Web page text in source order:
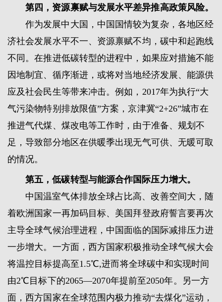
第四，资源禀赋与发展水平差异推高政策风险。
作为发展中大国，中国国情较为复杂，各地区经
济社会发展水平不一、资源禀赋不均，碳中和起跑线
不同。在推进低碳转型的进程中，如果应对措施不能
因地制宜、循序渐进，或将对当地经济发展、能源供
应及社会民生等带来冲击。例如，2017年为执行“大
气污染物特别排放限值”方案，京津冀“2+26”城市在
推进气代煤、煤改电等工作时，由于准备、规划不
足，导致部分地区在供暖季出现无气可供、无暖可取
的情况。
第五，低碳转型与能源合作国际压力增大。
中国温室气体排放全球占比高、改善空间大，随
着欧洲国家一再加码目标、美国拜登政府誓言要再次
主导全球气候治理进程，中国面临的国际减排压力进
一步增大。一方面，西方国家积极推动全球气候大会
将温控目标提高至1.5℃,进而将全球碳中和实现时间
由2℃目标下的2065—2070年提前至2050年。另一方
面，西方国家在全球范围内极力推动“去煤化”运动，